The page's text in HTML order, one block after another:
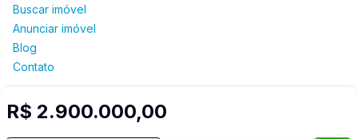
R$ 2.900.000,00
Buscar imóvel
Anunciar imóvel
Blog
Contato